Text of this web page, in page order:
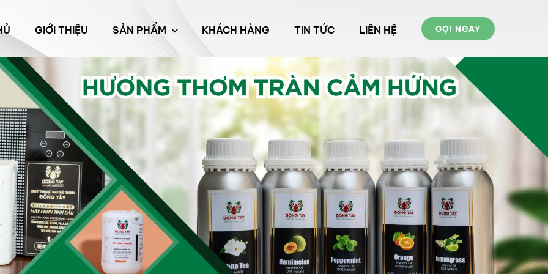
GIỚI THIỆU SẢN PHẨM KHÁCH HÀNG TIN TỨC LIÊN HỆ GỌI NGAY